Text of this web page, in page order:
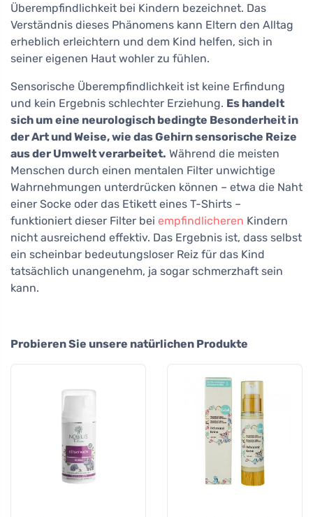
Überempfindlichkeit bei Kindern bezeichnet. Das
Verständnis dieses Phänomens kann Eltern den Alltag
erheblich erleichtern und dem Kind helfen, sich in
seiner eigenen Haut wohler zu fühlen.
Sensorische Überempfindlichkeit ist keine Erfindung
und kein Ergebnis schlechter Erziehung. Es handelt
sich um eine neurologisch bedingte Besonderheit in
der Art und Weise, wie das Gehirn sensorische Reize
aus der Umwelt verarbeitet. Während die meisten
Menschen durch einen mentalen Filter unwichtige
Wahrnehmungen unterdrücken können – etwa die Naht
einer Socke oder das Etikett eines T-Shirts –
funktioniert dieser Filter bei empfindlicheren Kindern
nicht ausreichend effektiv. Das Ergebnis ist, dass selbst
ein scheinbar bedeutungsloser Reiz für das Kind
tatsächlich unangenehm, ja sogar schmerzhaft sein
kann.
Probieren Sie unsere natürlichen Produkte